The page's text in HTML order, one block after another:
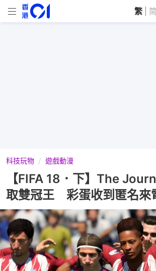
繁 简
科技玩物 遊戲動漫
【FIFA 18．下】The
取雙冠王 彩蛋收到匿名來